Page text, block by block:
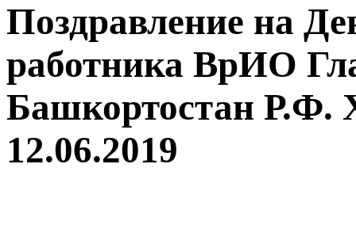
Поздравление на
работника ВрИО
Башкортостан Р.Ф.
12.06.2019